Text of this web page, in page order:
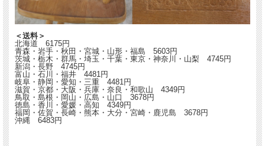
＜送料＞
北海道 6175円
青森・岩手・秋田・宮城・山形・福島 5603円
茨城・栃木・群馬・埼玉・千葉・東京・神奈川・山梨 4745円
新潟・長野 4745円
富山・石川・福井 4481円
岐阜・静岡・愛知・三重 4481円
滋賀・京都・大阪・兵庫・奈良・和歌山 4349円
鳥取・島根・岡山・広島・山口 3678円
徳島・香川・愛媛・高知 4349円
福岡・佐賀・長崎・熊本・大分・宮崎・鹿児島 3678円
沖縄 6483円